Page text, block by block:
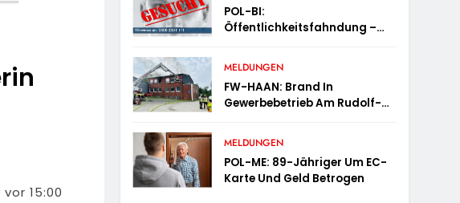
15:00
POL-BI:
Öffentlichkeitsfahndung –
MELDUNGEN
FW-HAAN: Brand In
Gewerbebetrieb Am Rudolf-
Brandbekämpfung Verhindert
Ausbreitung
MELDUNGEN
POL-ME: 89-Jähriger Um EC-
Karte Und Geld Betrogen